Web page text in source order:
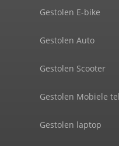
Gestolen E-bike
Gestolen Auto
Gestolen Scooter
Gestolen Mobiele
Gestolen laptop